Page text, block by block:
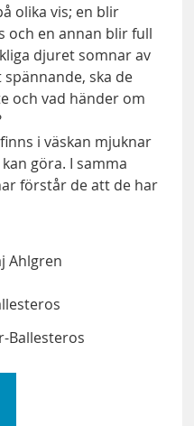
olika vis; en blir
och en annan blir full
djuret somnar av
ska de
och vad händer om
i väskan mjuknar
göra. I samma
förstår de att de har
Ahlgren
Ballesteros